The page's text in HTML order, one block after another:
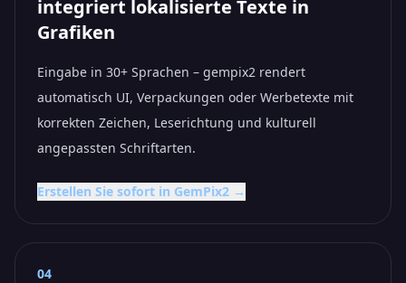
integriert lokalisierte Texte in
Grafiken
Eingabe in 30+ Sprachen – gempix2 rendert
automatisch UI, Verpackungen oder Werbetexte mit
korrekten Zeichen, Leserichtung und kulturell
angepassten Schriftarten.
Erstellen Sie sofort in GemPix2 →
04